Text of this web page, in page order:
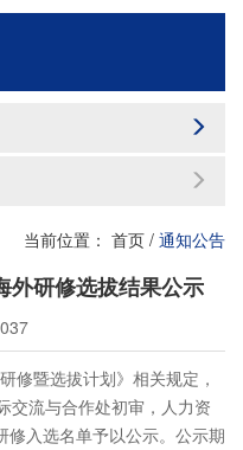
当前位置： 首页 / 通知公告
外研修选拔结果公示
修暨选拔计划》相关规定，
交流与合作处初审，人力资
修入选名单予以公示。公示期